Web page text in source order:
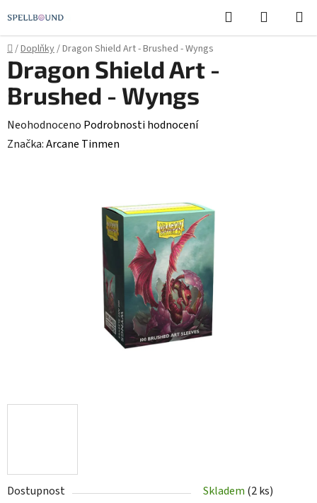
na
obsah
Hledat
KOŠÍK
Domů
/Doplňky/Dragon Shield Art - Brushed - Wyngs
Dostupnost Skladem (2 ks)
Dragon Shield Art -
Brushed - Wyngs
Průměrné
hodnocení
Neohodnoceno Podrobnosti hodnocení
Značka:Arcane Tinmen